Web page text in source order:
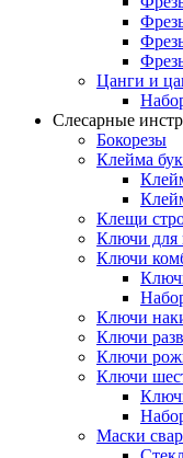
Цанги и
Слесарные
Бокорезы
Клейма
Клещи
Ключи для
Ключи
Ключи
Ключи
Ключи
Ключи
Маски